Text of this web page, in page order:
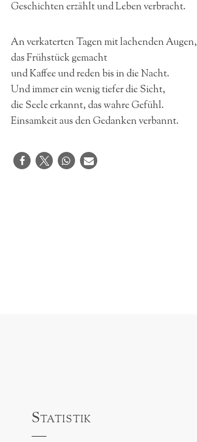
Geschichten erzählt und Leben verbracht.
An verkaterten Tagen mit lachenden Augen,
das Frühstück gemacht
und Kaffee und reden bis in die Nacht.
Und immer ein wenig tiefer die Sicht,
die Seele erkannt, das wahre Gefühl.
Einsamkeit aus den Gedanken verbannt.
Statistik